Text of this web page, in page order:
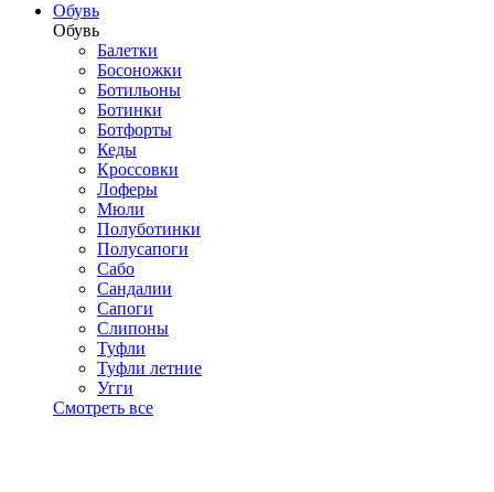
Обувь
Обувь
Балетки
Босоножки
Ботильоны
Ботинки
Ботфорты
Кеды
Кроссовки
Лоферы
Мюли
Полуботинки
Полусапоги
Сабо
Сандалии
Сапоги
Слипоны
Туфли
Туфли летние
Угги
Смотреть все